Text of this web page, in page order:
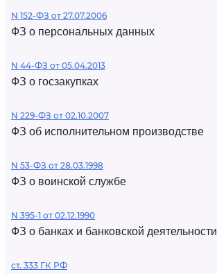
N 152-ФЗ от 27.07.2006
ФЗ о персональных данных
N 44-ФЗ от 05.04.2013
ФЗ о госзакупках
N 229-ФЗ от 02.10.2007
ФЗ об исполнительном производстве
N 53-ФЗ от 28.03.1998
ФЗ о воинской службе
N 395-1 от 02.12.1990
ФЗ о банках и банковской деятельности
ст. 333 ГК РФ